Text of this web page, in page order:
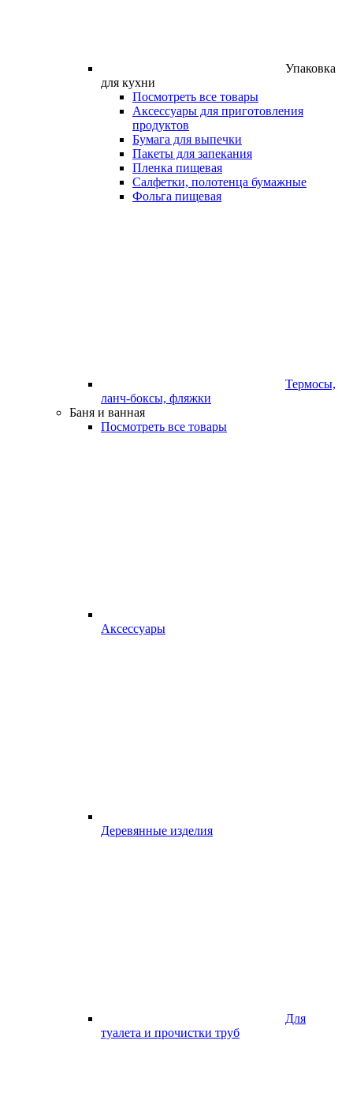
Упаковка
для кухни
Посмотреть все товары
Аксессуары для приготовления
продуктов
Бумага для выпечки
Пакеты для запекания
Пленка пищевая
Салфетки, полотенца бумажные
Фольга пищевая
Термосы,
ланч-боксы, фляжки
Баня и ванная
Посмотреть все товары
Аксессуары
Деревянные изделия
Для
туалета и прочистки труб